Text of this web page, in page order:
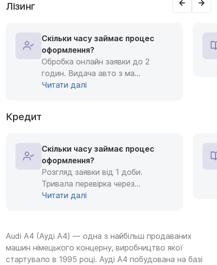
Лізинг
Скільки часу займає процес
оформлення?
Обробка онлайн заявки до 2
годин. Видача авто з ма...
Читати далі
Кредит
Скільки часу займає процес
оформлення?
Розгляд заявки від 1 доби.
Тривала перевірка через...
Читати далі
Audi A4 (Ауді А4) — одна з найбільш продаваних
машин німецького концерну, виробництво якої
стартувало в 1995 році. Ауді А4 побудована на базі